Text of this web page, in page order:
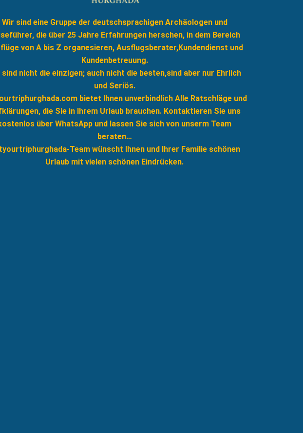
Wir sind eine Gruppe der deutschsprachigen Archäologen und
die über 25 Jahre Erfahrungen herschen, in dem Bereich
von A bis Z organesieren, Ausflugsberater,Kundendienst und
Kundenbetreuung.
sind nicht die einzigen; auch nicht die besten,sind aber nur Ehrlich
und Seriös.
bietet Ihnen unverbindlich Alle Ratschläge und
die Sie in Ihrem Urlaub brauchen. Kontaktieren Sie uns
über WhatsApp und lassen Sie sich von unserm Team
beraten…
Team wünscht Ihnen und Ihrer Familie schönen
Urlaub mit vielen schönen Eindrücken.